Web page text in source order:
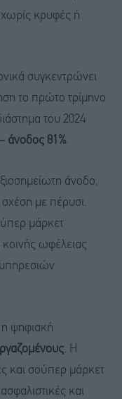
κρυφές ή
συγκεντρώνει
το πρώτο τρίμηνο
του 2024
άνοδος 81%.
άνοδο,
με πέρυσι.
μάρκετ
κοινής ωφέλειας
υπηρεσιών
ψηφιακή
. Η
και σούπερ μάρκετ
και